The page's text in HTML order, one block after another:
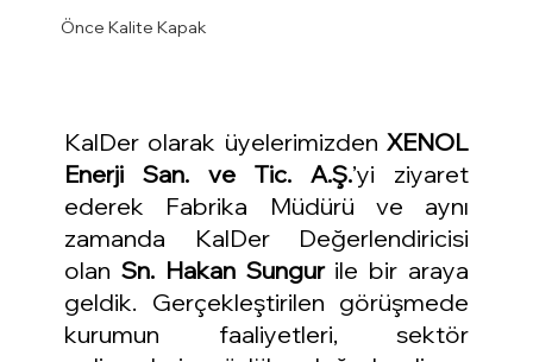
Önce Kalite Kapak
KalDer olarak üyelerimizden XENOL
Enerji San. ve Tic. A.Ş.’yi ziyaret
ederek Fabrika Müdürü ve aynı
zamanda KalDer Değerlendiricisi
olan Sn. Hakan Sungur ile bir araya
geldik. Gerçekleştirilen görüşmede
kurumun faaliyetleri, sektör